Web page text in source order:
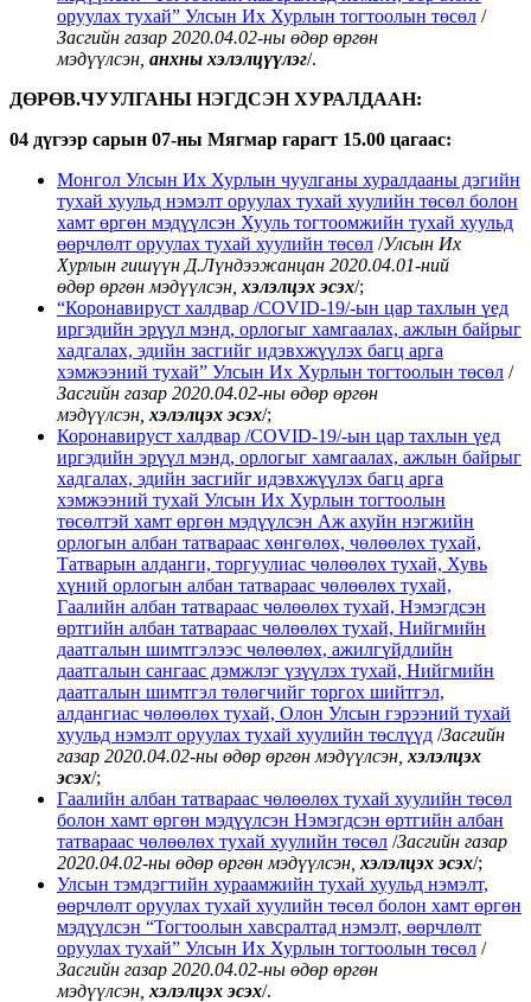
оруулах тухай” Улсын Их Хурлын тогтоолын төсөл /
Засгийн газар 2020.04.02-ны өдөр өргөн
мэдүүлсэн, анхны хэлэлцүүлэг/.
ДӨРӨВ.ЧУУЛГАНЫ НЭГДСЭН ХУРАЛДААН:
04 дүгээр сарын 07-ны Мягмар гарагт 15.00 цагаас:
Монгол Улсын Их Хурлын чуулганы хуралдааны дэгийн
тухай хуульд нэмэлт оруулах тухай хуулийн төсөл болон
хамт өргөн мэдүүлсэн Хууль тогтоомжийн тухай хуульд
өөрчлөлт оруулах тухай хуулийн төсөл /Улсын Их
Хурлын гишүүн Д.Лүндээжанцан 2020.04.01-ний
өдөр өргөн мэдүүлсэн, хэлэлцэх эсэх/;
“Коронавируст халдвар /СОVID-19/-ын цар тахлын үед
иргэдийн эрүүл мэнд, орлогыг хамгаалах, ажлын байрыг
хадгалах, эдийн засгийг идэвхжүүлэх багц арга
хэмжээний тухай” Улсын Их Хурлын тогтоолын төсөл /
Засгийн газар 2020.04.02-ны өдөр өргөн
мэдүүлсэн, хэлэлцэх эсэх/;
Коронавируст халдвар /СОVID-19/-ын цар тахлын үед
иргэдийн эрүүл мэнд, орлогыг хамгаалах, ажлын байрыг
хадгалах, эдийн засгийг идэвхжүүлэх багц арга
хэмжээний тухай Улсын Их Хурлын тогтоолын
төсөлтэй хамт өргөн мэдүүлсэн Аж ахуйн нэгжийн
орлогын албан татвараас хөнгөлөх, чөлөөлөх тухай,
Татварын алданги, торгуулиас чөлөөлөх тухай, Хувь
хүний орлогын албан татвараас чөлөөлөх тухай,
Гаалийн албан татвараас чөлөөлөх тухай, Нэмэгдсэн
өртгийн албан татвараас чөлөөлөх тухай, Нийгмийн
даатгалын шимтгэлээс чөлөөлөх, ажилгүйдлийн
даатгалын сангаас дэмжлэг үзүүлэх тухай, Нийгмийн
даатгалын шимтгэл төлөгчийг торгох шийтгэл,
алдангиас чөлөөлөх тухай, Олон Улсын гэрээний тухай
хуульд нэмэлт оруулах тухай хуулийн төслүүд /Засгийн
газар 2020.04.02-ны өдөр өргөн мэдүүлсэн, хэлэлцэх
эсэх/;
Гаалийн албан татвараас чөлөөлөх тухай хуулийн төсөл
болон хамт өргөн мэдүүлсэн Нэмэгдсэн өртгийн албан
татвараас чөлөөлөх тухай хуулийн төсөл /Засгийн газар
2020.04.02-ны өдөр өргөн мэдүүлсэн, хэлэлцэх эсэх/;
Улсын тэмдэгтийн хураамжийн тухай хуульд нэмэлт,
өөрчлөлт оруулах тухай хуулийн төсөл болон хамт өргөн
мэдүүлсэн “Тогтоолын хавсралтад нэмэлт, өөрчлөлт
оруулах тухай” Улсын Их Хурлын тогтоолын төсөл /
Засгийн газар 2020.04.02-ны өдөр өргөн
мэдүүлсэн, хэлэлцэх эсэх/.